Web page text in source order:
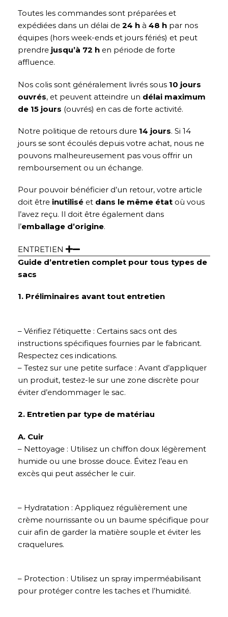
Toutes les commandes sont préparées et
expédiées dans un délai de 24 h à 48 h par nos
équipes (hors week-ends et jours fériés) et peut
prendre jusqu’à 72 h en période de forte
affluence.
Nos colis sont généralement livrés sous 10 jours
ouvrés, et peuvent atteindre un délai maximum
de 15 jours (ouvrés) en cas de forte activité.
Notre politique de retours dure 14 jours. Si 14
jours se sont écoulés depuis votre achat, nous ne
pouvons malheureusement pas vous offrir un
remboursement ou un échange.
Pour pouvoir bénéficier d’un retour, votre article
doit être inutilisé et dans le même état où vous
l’avez reçu. Il doit être également dans
l’emballage d’origine.
ENTRETIEN
Guide d’entretien complet pour tous types de
sacs
1. Préliminaires avant tout entretien
– Vérifiez l’étiquette : Certains sacs ont des
instructions spécifiques fournies par le fabricant.
Respectez ces indications.
– Testez sur une petite surface : Avant d’appliquer
un produit, testez-le sur une zone discrète pour
éviter d’endommager le sac.
2. Entretien par type de matériau
A. Cuir
– Nettoyage : Utilisez un chiffon doux légèrement
humide ou une brosse douce. Évitez l’eau en
excès qui peut assécher le cuir.
– Hydratation : Appliquez régulièrement une
crème nourrissante ou un baume spécifique pour
cuir afin de garder la matière souple et éviter les
craquelures.
– Protection : Utilisez un spray imperméabilisant
pour protéger contre les taches et l’humidité.